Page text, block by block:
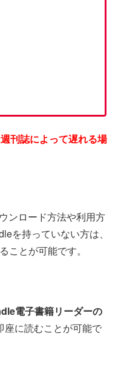
刊誌によって遅れる場
ンロード方法や利用方
を持っていない方は、
ことが可能です。
電子書籍リーダーの
座に読むことが可能で